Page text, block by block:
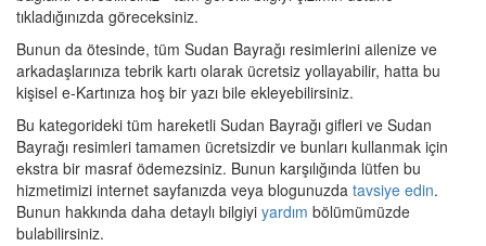
tıkladığınızda göreceksiniz.
Bunun da ötesinde, tüm Sudan Bayrağı resimlerini ailenize ve
arkadaşlarınıza tebrik kartı olarak ücretsiz yollayabilir, hatta bu
kişisel e-Kartınıza hoş bir yazı bile ekleyebilirsiniz.
Bu kategorideki tüm hareketli Sudan Bayrağı gifleri ve Sudan
Bayrağı resimleri tamamen ücretsizdir ve bunları kullanmak için
ekstra bir masraf ödemezsiniz. Bunun karşılığında lütfen bu
hizmetimizi internet sayfanızda veya blogunuzda tavsiye edin.
Bunun hakkında daha detaylı bilgiyi yardım bölümümüzde
bulabilirsiniz.